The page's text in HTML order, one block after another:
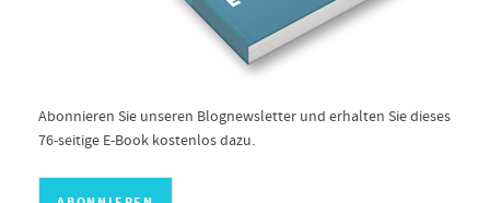
Abonnieren Sie unseren Blognewsletter und erhalten Sie dieses
76-seitige E-Book kostenlos dazu.